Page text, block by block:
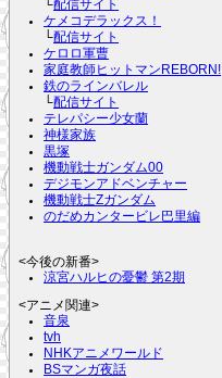
└配信サイト
ケメコデラックス！
└配信サイト
ケロロ軍曹
家庭教師ヒットマンREBORN!
鉄のラインバレル
└配信サイト
テレパシー少女蘭
神様家族
黒塚
機動戦士ガンダム00
デジモンアドベンチャー
機動戦士Zガンダム
のだめカンタービレ巴里編
<今後の新番>
涼宮ハルヒの憂鬱 第2期
<アニメ関連>
音泉
tvh
NHKアニメワールド
BSマンガ夜話